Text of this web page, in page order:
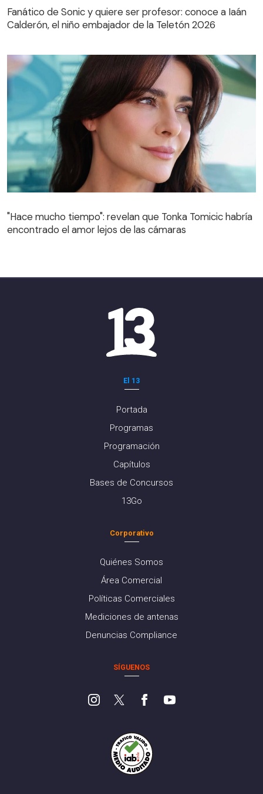
Calderón, el niño embajador de la Teletón 2026
Fanático de Sonic y quiere ser profesor: conoce a Iaán
Calderón, el niño embajador de la Teletón 2026
"Hace mucho tiempo": revelan que Tonka Tomicic habría
encontrado el amor lejos de las cámaras
El 13
Portada
Programas
Programación
Capítulos
Bases de Concursos
13Go
Corporativo
Quiénes Somos
Área Comercial
Políticas Comerciales
Mediciones de antenas
Denuncias Compliance
SÍGUENOS